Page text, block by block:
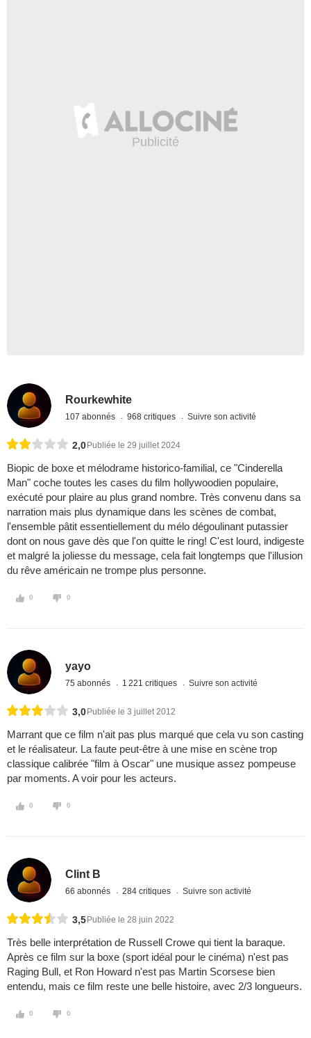
Rourkewhite
107 abonnés 968 critiques Suivre son activité
2,0 Publiée le 29 juillet 2024
Biopic de boxe et mélodrame historico-familial, ce "Cinderella
Man" coche toutes les cases du film hollywoodien populaire,
exécuté pour plaire au plus grand nombre. Très convenu dans sa
narration mais plus dynamique dans les scènes de combat,
l'ensemble pâtit essentiellement du mélo dégoulinant putassier
dont on nous gave dès que l'on quitte le ring! C'est lourd, indigeste
et malgré la joliesse du message, cela fait longtemps que l'illusion
du rêve américain ne trompe plus personne.
0 0
yayo
75 abonnés 1 221 critiques Suivre son activité
3,0 Publiée le 3 juillet 2012
Marrant que ce film n'ait pas plus marqué que cela vu son casting
et le réalisateur. La faute peut-être à une mise en scène trop
classique calibrée "film à Oscar" une musique assez pompeuse
par moments. A voir pour les acteurs.
0 0
Clint B
66 abonnés 284 critiques Suivre son activité
3,5 Publiée le 28 juin 2022
Très belle interprétation de Russell Crowe qui tient la baraque.
Après ce film sur la boxe (sport idéal pour le cinéma) n'est pas
Raging Bull, et Ron Howard n'est pas Martin Scorsese bien
entendu, mais ce film reste une belle histoire, avec 2/3 longueurs.
0 0